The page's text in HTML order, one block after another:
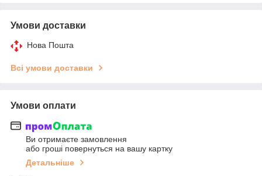
Умови доставки
Нова Пошта
Всі умови доставки
Умови оплати
Ви отримаєте замовлення
або гроші повернуться на вашу картку
Детальніше